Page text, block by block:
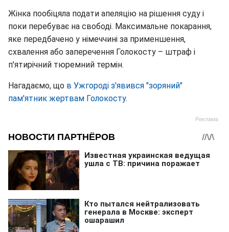
Жінка пообіцяла подати апеляцію на рішення суду і
поки перебуває на свободі. Максимальне покарання,
яке передбачено у німеччині за применшення,
схвалення або заперечення Голокосту – штраф і
п'ятирічний тюремний термін.
Нагадаємо, що в Ужгороді з'явився "зоряний"
пам'ятник жертвам Голокосту.